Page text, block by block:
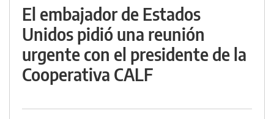
El embajador de Estados
Unidos pidió una reunión
urgente con el presidente de la
Cooperativa CALF